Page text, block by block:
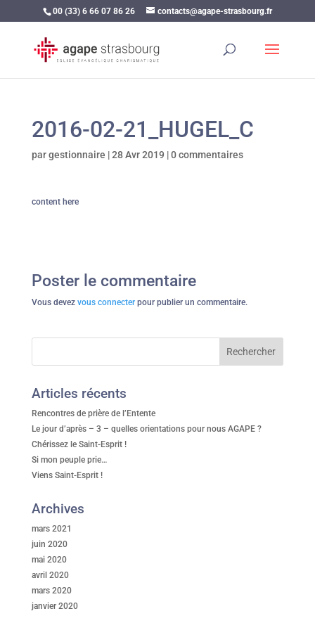
00 (33) 6 66 07 86 26 contacts@agape-strasbourg.fr
2016-02-21_HUGEL_C
pargestionnaire |28 Avr 2019 |0 commentaires
content here
Poster le commentaire
Vous devez vous connecterpour publier un commentaire.
Articles récents
Rencontres de prière de l’Entente
Le jour d’après – 3 – quelles orientations pour nous AGAPE ?
Chérissez le Saint-Esprit !
Si mon peuple prie…
Viens Saint-Esprit !
Archives
mars 2021
juin 2020
mai 2020
avril 2020
mars 2020
janvier 2020